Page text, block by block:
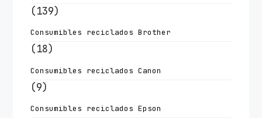
(139)
Consumibles reciclados Brother
(18)
Consumibles reciclados Canon
(9)
Consumibles reciclados Epson